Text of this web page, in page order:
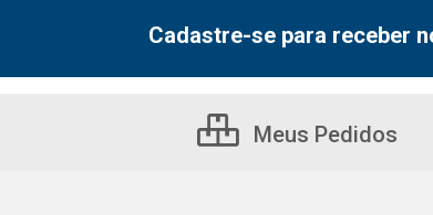
Cadastre-se para receber
Meus Pedidos